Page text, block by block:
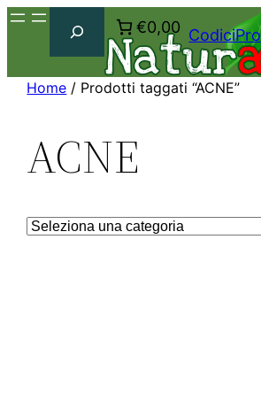
€0,00
Home / Prodotti taggati “ACNE”
ACNE
Seleziona